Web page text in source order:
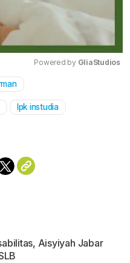
Powered by GliaStudios
lpk instudia
Aisyiyah Jabar